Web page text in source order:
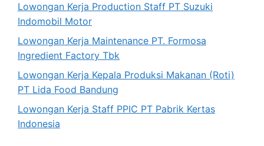
Lowongan Kerja Production Staff PT Suzuki
Indomobil Motor
Lowongan Kerja Maintenance PT. Formosa
Ingredient Factory Tbk
Lowongan Kerja Kepala Produksi Makanan (Roti)
PT Lida Food Bandung
Lowongan Kerja Staff PPIC PT Pabrik Kertas
Indonesia